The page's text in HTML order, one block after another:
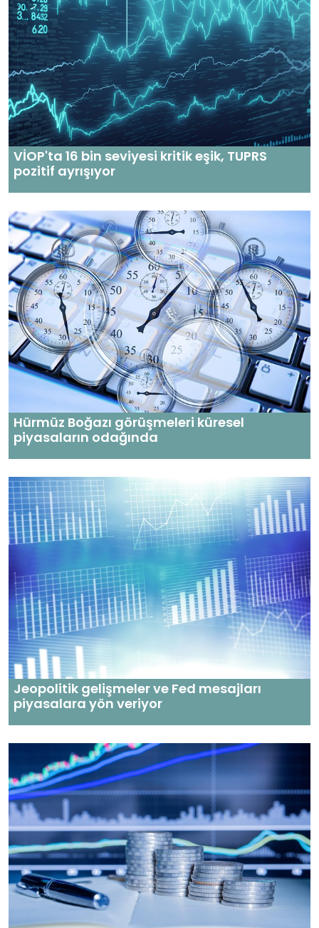
VİOP'ta 16 bin seviyesi kritik eşik, TUPRS
pozitif ayrışıyor
Hürmüz Boğazı görüşmeleri küresel
piyasaların odağında
Jeopolitik gelişmeler ve Fed mesajları
piyasalara yön veriyor